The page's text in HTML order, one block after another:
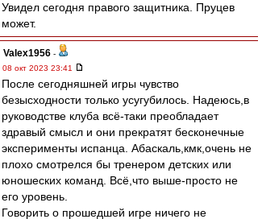
Увидел сегодня правого защитника. Пруцев
может.
Valex1956 -
08 окт 2023 23:41
После сегодняшней игры чувство
безысходности только усугубилось. Надеюсь,в
руководстве клуба всё-таки преобладает
здравый смысл и они прекратят бесконечные
эксперименты испанца. Абаскаль,кмк,очень не
плохо смотрелся бы тренером детских или
юношеских команд. Всё,что выше-просто не
его уровень.
Говорить о прошедшей игре ничего не